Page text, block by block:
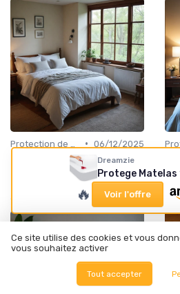
• 06/12/2025
Optimisez Votre Confort
avec un Protège pour
Matelas 160x200
Dreamzie
Protege
🔥 Voir l'offre
Ce site utilise des cookies et vous
vous souhaitez activer
Tout accepter